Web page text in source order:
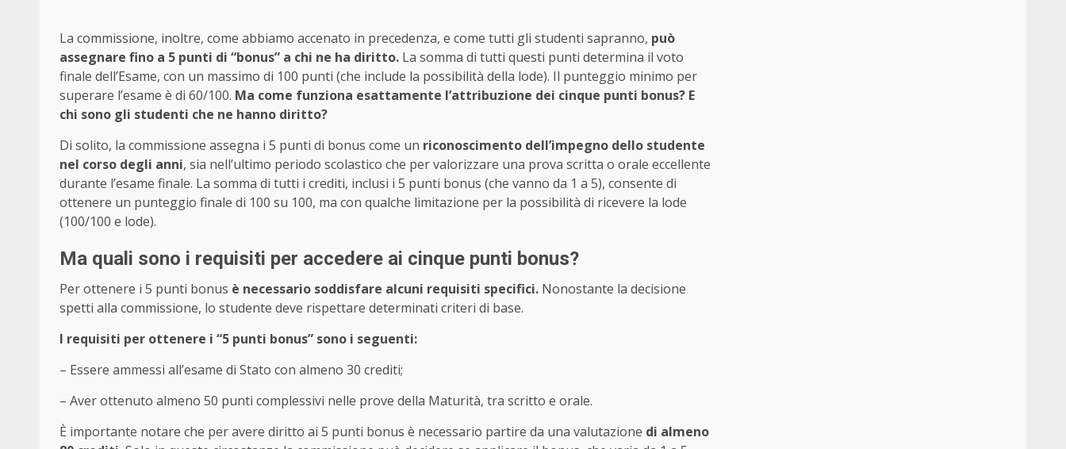
La commissione, inoltre, come abbiamo accenato in precedenza, e come tutti gli studenti sapranno, può
assegnare fino a 5 punti di “bonus” a chi ne ha diritto. La somma di tutti questi punti determina il voto
finale dell’Esame, con un massimo di 100 punti (che include la possibilità della lode). Il punteggio minimo per
superare l’esame è di 60/100. Ma come funziona esattamente l’attribuzione dei cinque punti bonus? E
chi sono gli studenti che ne hanno diritto?
Di solito, la commissione assegna i 5 punti di bonus come un riconoscimento dell’impegno dello studente
nel corso degli anni, sia nell’ultimo periodo scolastico che per valorizzare una prova scritta o orale eccellente
durante l’esame finale. La somma di tutti i crediti, inclusi i 5 punti bonus (che vanno da 1 a 5), consente di
ottenere un punteggio finale di 100 su 100, ma con qualche limitazione per la possibilità di ricevere la lode
(100/100 e lode).
Ma quali sono i requisiti per accedere ai cinque punti bonus?
Per ottenere i 5 punti bonus è necessario soddisfare alcuni requisiti specifici. Nonostante la decisione
spetti alla commissione, lo studente deve rispettare determinati criteri di base.
I requisiti per ottenere i “5 punti bonus” sono i seguenti:
– Essere ammessi all’esame di Stato con almeno 30 crediti;
– Aver ottenuto almeno 50 punti complessivi nelle prove della Maturità, tra scritto e orale.
È importante notare che per avere diritto ai 5 punti bonus è necessario partire da una valutazione di almeno